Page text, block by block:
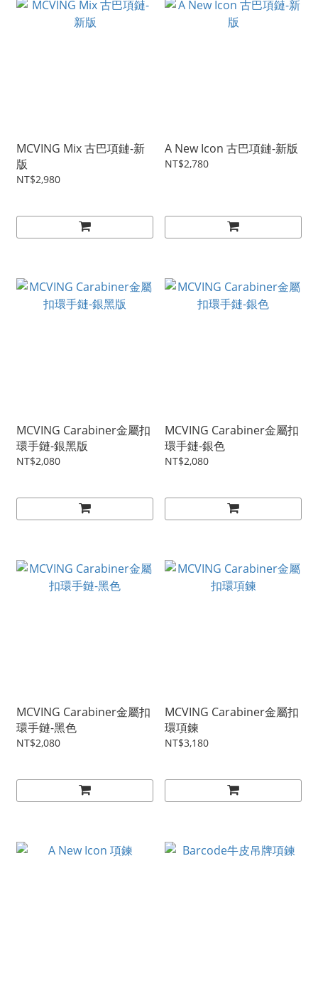
MCVING Mix 古巴項鏈-新
版
NT$2,980
A New Icon 古巴項鏈-新版
NT$2,780
MCVING Carabiner金屬扣
環手鏈-銀黑版
NT$2,080
MCVING Carabiner金屬扣
環手鏈-銀色
NT$2,080
MCVING Carabiner金屬扣
環手鏈-黑色
NT$2,080
MCVING Carabiner金屬扣
環項鍊
NT$3,180